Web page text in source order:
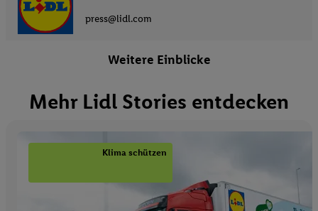
press@lidl.com
Weitere Einblicke
Mehr Lidl Stories entdecken
Klima schützen